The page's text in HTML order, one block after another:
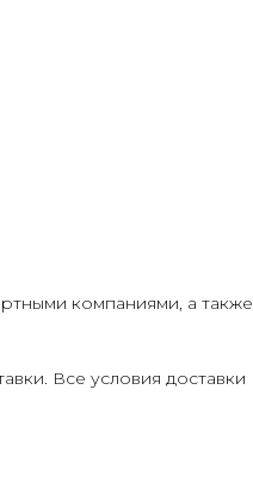
компаниями, а также
Все условия доставки